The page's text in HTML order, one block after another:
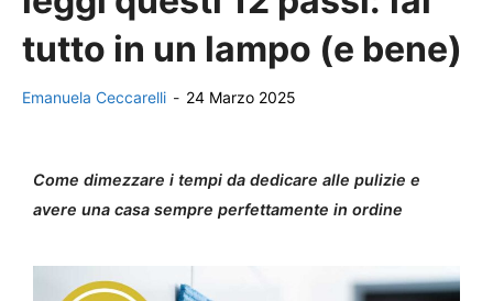
tutto in un lampo (e bene)
Emanuela Ceccarelli - 24 Marzo 2025
Come dimezzare i tempi da dedicare alle pulizie e
avere una casa sempre perfettamente in ordine